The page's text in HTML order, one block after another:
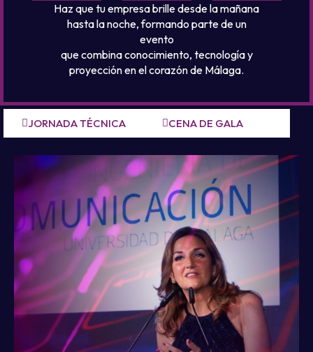
Haz que tu empresa brille desde la mañana
hasta la noche, formando parte de un
evento
que combina conocimiento, tecnología y
proyección en el corazón de Málaga.
JORNADA TÉCNICA CENA DE GALA